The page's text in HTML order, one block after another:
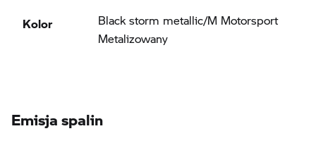
Kolor
Black storm metallic/M Motorsport
Metalizowany
Emisja spalin